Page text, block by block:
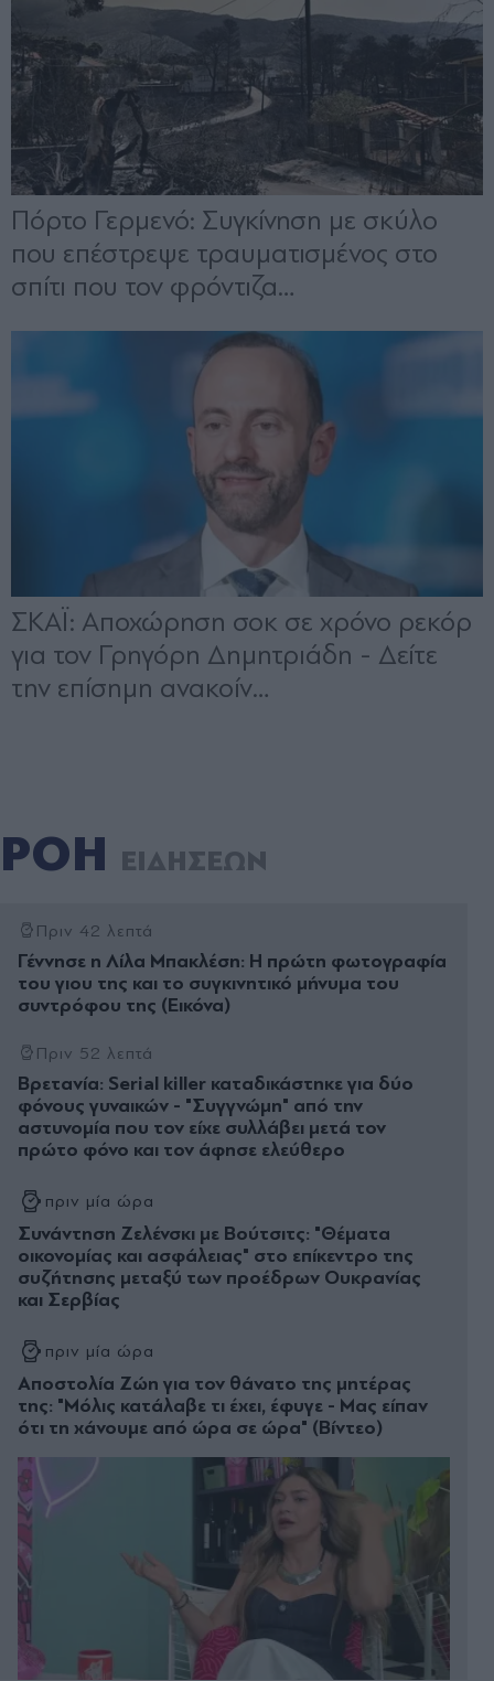
ΡΟΗ ΕΙΔΗΣΕΩΝ
Πριν 42 λεπτά
Γέννησε η Λίλα Μπακλέση: Η πρώτη φωτογραφία
του γιου της και το συγκινητικό μήνυμα του
συντρόφου της (Εικόνα)
Πριν 52 λεπτά
Βρετανία: Serial killer καταδικάστηκε για δύο
φόνους γυναικών - "Συγγνώμη" από την
αστυνομία που τον είχε συλλάβει μετά τον
πρώτο φόνο και τον άφησε ελεύθερο
πριν μία ώρα
Συνάντηση Ζελένσκι με Βούτσιτς: "Θέματα
οικονομίας και ασφάλειας" στο επίκεντρο της
συζήτησης μεταξύ των προέδρων Ουκρανίας
και Σερβίας
πριν μία ώρα
Αποστολία Ζώη για τον θάνατο της μητέρας
της: "Μόλις κατάλαβε τι έχει, έφυγε - Μας είπαν
ότι τη χάνουμε από ώρα σε ώρα" (Βίντεο)